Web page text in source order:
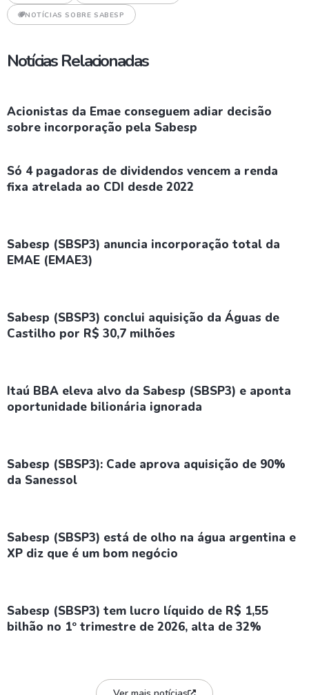
NOTÍCIAS SOBRE SABESP
Notícias Relacionadas
Acionistas da Emae conseguem adiar decisão
sobre incorporação pela Sabesp
Só 4 pagadoras de dividendos vencem a renda
fixa atrelada ao CDI desde 2022
Sabesp (SBSP3) anuncia incorporação total da
EMAE (EMAE3)
Sabesp (SBSP3) conclui aquisição da Águas de
Castilho por R$ 30,7 milhões
Itaú BBA eleva alvo da Sabesp (SBSP3) e aponta
oportunidade bilionária ignorada
Sabesp (SBSP3): Cade aprova aquisição de 90%
da Sanessol
Sabesp (SBSP3) está de olho na água argentina e
XP diz que é um bom negócio
Sabesp (SBSP3) tem lucro líquido de R$ 1,55
bilhão no 1º trimestre de 2026, alta de 32%